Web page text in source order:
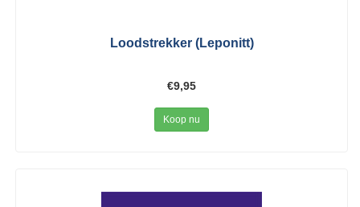
Loodstrekker (Leponitt)
€9,95
Koop nu